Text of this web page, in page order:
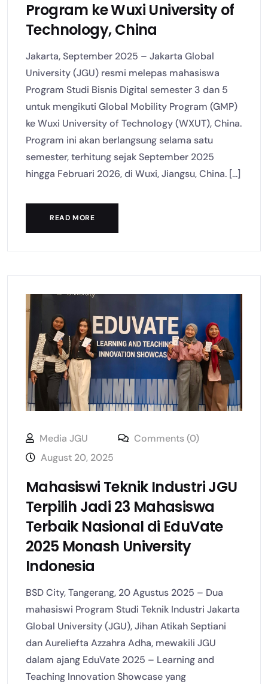
Program ke Wuxi University of
Technology, China
Jakarta, September 2025 – Jakarta Global
University (JGU) resmi melepas mahasiswa
Program Studi Bisnis Digital semester 3 dan 5
untuk mengikuti Global Mobility Program (GMP)
ke Wuxi University of Technology (WXUT), China.
Program ini akan berlangsung selama satu
semester, terhitung sejak September 2025
hingga Februari 2026, di Wuxi, Jiangsu, China. [...]
READ MORE
Media JGU
Comments (0)
August 20, 2025
Mahasiswi Teknik Industri JGU
Terpilih Jadi 23 Mahasiswa
Terbaik Nasional di EduVate
2025 Monash University
Indonesia
BSD City, Tangerang, 20 Agustus 2025 – Dua
mahasiswi Program Studi Teknik Industri Jakarta
Global University (JGU), Jihan Atikah Septiani
dan Aureliefta Azzahra Adha, mewakili JGU
dalam ajang EduVate 2025 – Learning and
Teaching Innovation Showcase yang